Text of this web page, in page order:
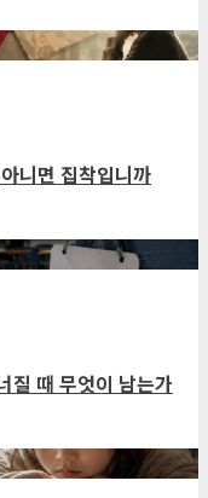
니면 집착입니까
질 때 무엇이 남는가